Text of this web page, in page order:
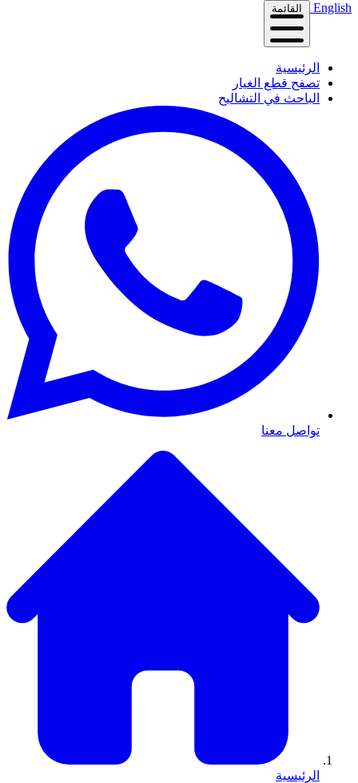
English القائمة
الرئيسية
تصفح قطع الغيار
الباحث في التشاليح
تواصل معنا
الرئيسية